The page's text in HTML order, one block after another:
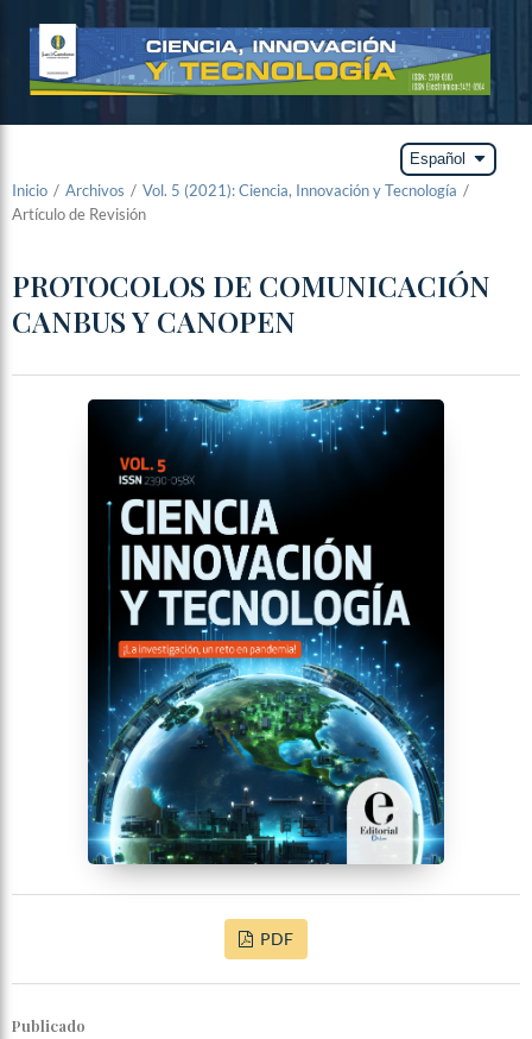
Español arrow_drop_down
Inicio / Archivos / Vol. 5 (2021): Ciencia, Innovación y Tecnología /
Artículo de Revisión
PROTOCOLOS DE COMUNICACIÓN
CANBUS Y CANOPEN
PDF
Publicado